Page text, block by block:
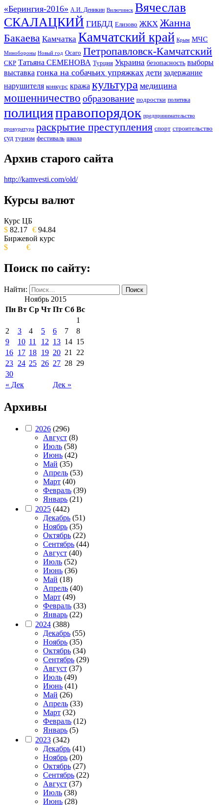
«Берингия-2016» А.И. Деникин Вилючинск Вячеслав
СКАЛАЦКИЙ ГИБДД Елизово ЖКХ Жанна
Бакаева Камчатка Камчатский край Крым МЧС
Минобороны Новый год Осаго Петропавловск-Камчатский
СКР Татьяна СЕМЕНОВА Турция Украина безопасность выборы
выставка гонка на собачьих упряжках дети задержание
нарушителя конкурс кража культура медицина
мошенничество образование подростки политика
полицияправопорядок предпринимательство
прокуратура раскрытие преступления спорт строительство
суд туризм фестиваль школа
Архив старого сайта
http://kamvesti.com/old/
ОБЩЕСТВЕННО-ПОЛИТИЧЕСКОЕ
ИЗДАНИЕ КАМЧАТСКОГО КРАЯ.
Курсы валют
Курс ЦБ
$ 82.17 € 94.84
Биржевой курс
$
€
Поиск по сайту:
Найти:
Ноябрь 2015
Пн Вт Ср Чт Пт Сб Вс
« Дек Дек »
1
2
3 4 5 6 7
8
9
10 11 12 13 14 15
16 17 18 19 20 21
22
23 24 25 26 27 28 29
30
Архивы
2026 (296)
Август (8)
Июль (58)
Июнь (42)
Май (35)
Апрель (53)
Март (40)
Февраль (39)
Январь (21)
2025 (442)
Декабрь (51)
Ноябрь (35)
Октябрь (22)
Сентябрь (44)
Август (40)
Июль (52)
Июнь (36)
Май (18)
Апрель (40)
Март (49)
Февраль (33)
Январь (22)
2024 (388)
Декабрь (55)
Ноябрь (35)
Октябрь (34)
Сентябрь (29)
Август (37)
Июль (49)
Июнь (41)
Май (26)
Апрель (33)
Март (32)
Февраль (12)
Январь (5)
2023 (342)
Декабрь (41)
Ноябрь (20)
Октябрь (27)
Сентябрь (22)
Август (37)
Июль (38)
Июнь (28)